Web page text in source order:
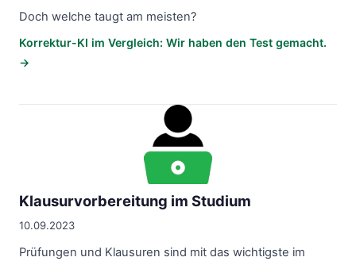
Doch welche taugt am meisten?
Korrektur-KI im Vergleich: Wir haben den Test gemacht.
→
Klausurvorbereitung im Studium
Klausurvorbereitung im Studium
10.09.2023
Prüfungen und Klausuren sind mit das wichtigste im